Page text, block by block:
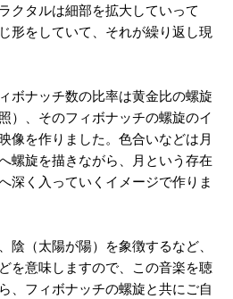
クタルは細部を拡大していって
形をしていて、それが繰り返し現
ボナッチ数の比率は黄金比の螺旋
）、そのフィボナッチの螺旋のイ
像を作りました。色合いなどは月
螺旋を描きながら、月という存在
深く入っていくイメージで作りま
陰（太陽が陽）を象徴するなど、
を意味しますので、この音楽を聴
、フィボナッチの螺旋と共にご自